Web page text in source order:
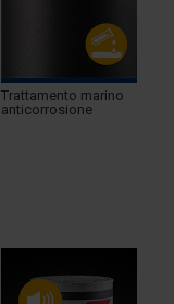
Trattamento marino
anticorrosione